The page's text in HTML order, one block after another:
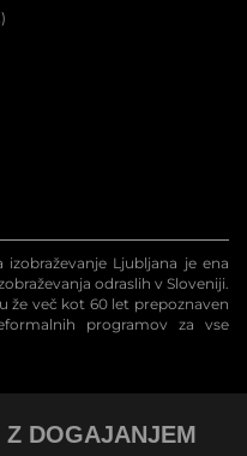
)
Ljubljana je ena
odraslih v Sloveniji.
že več kot 60 let prepoznaven
programov za vse
Z DOGAJANJEM